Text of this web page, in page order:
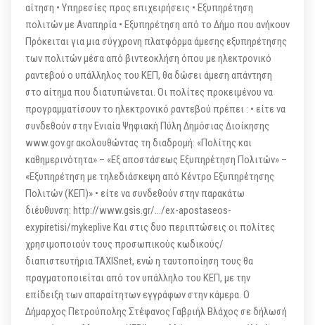
αίτηση • Υπηρεσίες προς επιχειρήσεις • Εξυπηρέτηση
πολιτών με Αναπηρία • Εξυπηρέτηση από το Δήμο που ανήκουν
Πρόκειται για μια σύγχρονη πλατφόρμα άμεσης εξυπηρέτησης
των πολιτών μέσα από βιντεοκλήση όπου με ηλεκτρονικό
ραντεβού ο υπάλληλος του ΚΕΠ, θα δώσει άμεση απάντηση
στο αίτημα που διατυπώνεται. Οι πολίτες προκειμένου να
προγραμματίσουν το ηλεκτρονικό ραντεβού πρέπει : • είτε να
συνδεθούν στην Ενιαία Ψηφιακή Πύλη Δημόσιας Διοίκησης
www.gov.gr ακολουθώντας τη διαδρομή: «Πολίτης και
καθημερινότητα» – «Εξ αποστάσεως Εξυπηρέτηση Πολιτών» –
«Εξυπηρέτηση με τηλεδιάσκεψη από Κέντρο Εξυπηρέτησης
Πολιτών (ΚΕΠ)» • είτε να συνδεθούν στην παρακάτω
διέυθυνση: http://www.gsis.gr/…/ex-apostaseos-
exypiretisi/mykeplive Και στις δυο περιπτώσεις οι πολίτες
χρησιμοποιούν τους προσωπικούς κωδικούς/
διαπιστευτήρια TAXISnet, ενώ η ταυτοποίηση τους θα
πραγματοποιείται από τον υπάλληλο του ΚΕΠ, με την
επίδειξη των απαραίτητων εγγράφων στην κάμερα. Ο
Δήμαρχος Πετρούπολης Στέφανος Γαβριήλ Βλάχος σε δήλωσή